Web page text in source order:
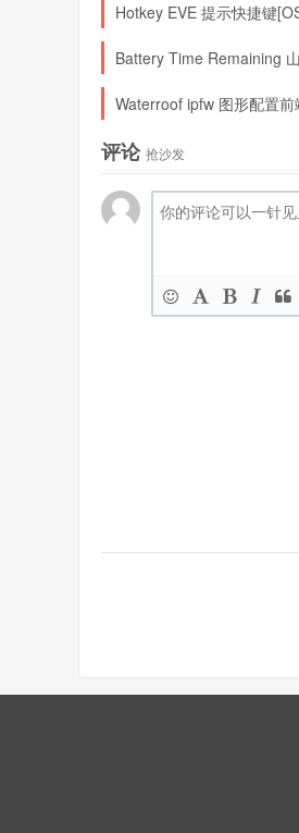
Hotkey EVE 提示快捷键
Battery Time Remaining
Waterroof ipfw 图形配置前
评论 抢沙发